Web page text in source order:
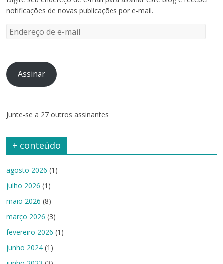
notificações de novas publicações por e-mail.
Endereço
mail
Assinar
Junte-se a 27 outros assinantes
+ conteúdo
agosto 2026 (1)
julho 2026 (1)
maio 2026 (8)
março 2026 (3)
fevereiro 2026 (1)
junho 2024 (1)